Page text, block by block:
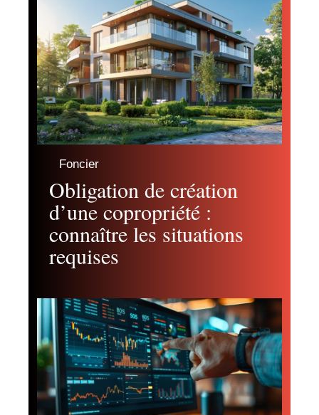
Foncier
Obligation de création
d’une copropriété :
connaître les situations
requises